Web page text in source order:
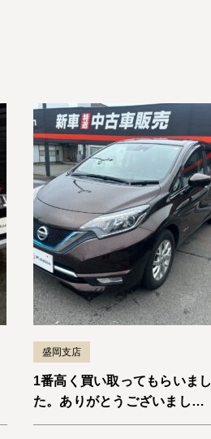
盛岡支店
1番高く買い取ってもらいまし
た。ありがとうございまし
た。ノートe-Power